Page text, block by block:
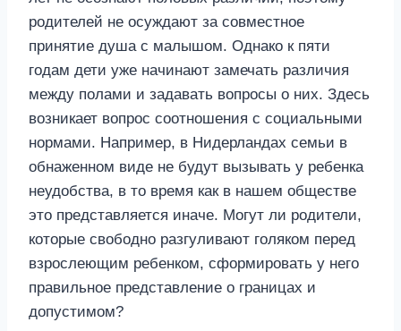
родителей не осуждают за совместное
принятие душа с малышом. Однако к пяти
годам дети уже начинают замечать различия
между полами и задавать вопросы о них. Здесь
возникает вопрос соотношения с социальными
нормами. Например, в Нидерландах семьи в
обнаженном виде не будут вызывать у ребенка
неудобства, в то время как в нашем обществе
это представляется иначе. Могут ли родители,
которые свободно разгуливают голяком перед
взрослеющим ребенком, сформировать у него
правильное представление о границах и
допустимом?